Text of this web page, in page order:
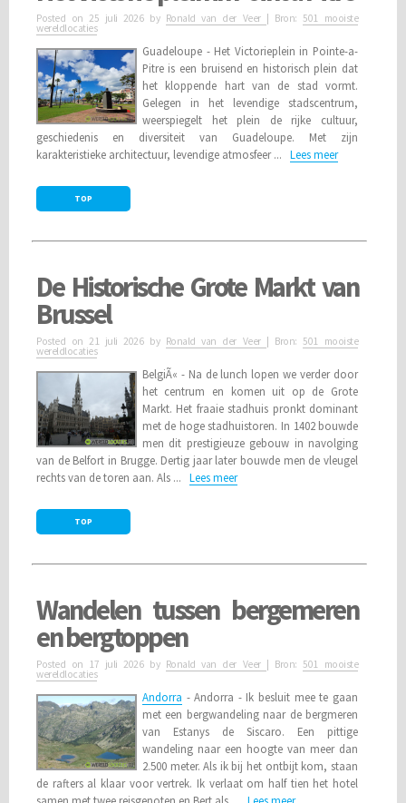
Posted on25 juli 2026by Ronald van der Veer | Bron: 501 mooiste
wereldlocaties
Guadeloupe - Het Victorieplein in Pointe-a-
Pitre is een bruisend en historisch plein dat
het kloppende hart van de stad vormt.
Gelegen in het levendige stadscentrum,
weerspiegelt het plein de rijke cultuur,
geschiedenis en diversiteit van Guadeloupe. Met zijn
karakteristieke architectuur, levendige atmosfeer ... Lees meer
TOP
De Historische Grote Markt van
Brussel
Posted on21 juli 2026by Ronald van der Veer | Bron: 501 mooiste
wereldlocaties
BelgiÃ« - Na de lunch lopen we verder door
het centrum en komen uit op de Grote
Markt. Het fraaie stadhuis pronkt dominant
met de hoge stadhuistoren. In 1402 bouwde
men dit prestigieuze gebouw in navolging
van de Belfort in Brugge. Dertig jaar later bouwde men de vleugel
rechts van de toren aan. Als ... Lees meer
TOP
Wandelen tussen bergemeren
en bergtoppen
Posted on 17 juli 2026by Ronald van der Veer | Bron: 501 mooiste
wereldlocaties
Andorra - Andorra - Ik besluit mee te gaan
met een bergwandeling naar de bergmeren
van Estanys de Siscaro. Een pittige
wandeling naar een hoogte van meer dan
2.500 meter. Als ik bij het ontbijt kom, staan
de rafters al klaar voor vertrek. Ik verlaat om half tien het hotel